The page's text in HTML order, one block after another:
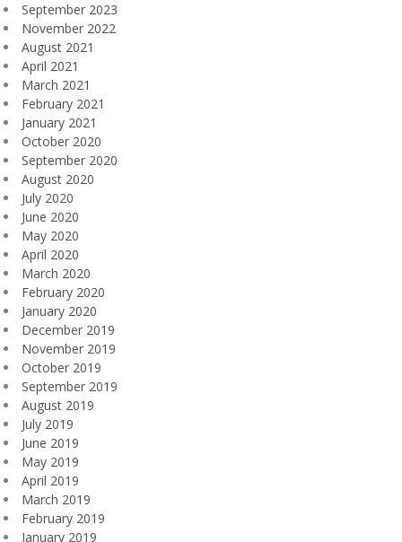
September 2023
November 2022
August 2021
April 2021
March 2021
February 2021
January 2021
October 2020
September 2020
August 2020
July 2020
June 2020
May 2020
April 2020
March 2020
February 2020
January 2020
December 2019
November 2019
October 2019
September 2019
August 2019
July 2019
June 2019
May 2019
April 2019
March 2019
February 2019
January 2019